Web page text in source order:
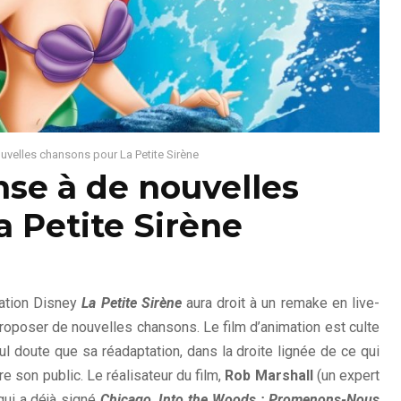
chansons pour La Petite Sirène
à de nouvelles
Petite Sirène
DisneyLa Petite Sirèneaura droit à un remake en live-
de nouvelles chansons. Le film d’animation est culte
doute que sa réadaptation, dans la droite lignée de ce qui
son public. Le réalisateur du film, Rob Marshall
(un expert